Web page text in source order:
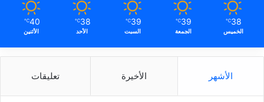
38
℃
الخميس
39
℃
الجمعة
39
℃
السبت
38
℃
الأحد
40
℃
الأثنين
الأشهر الأخيرة تعليقات